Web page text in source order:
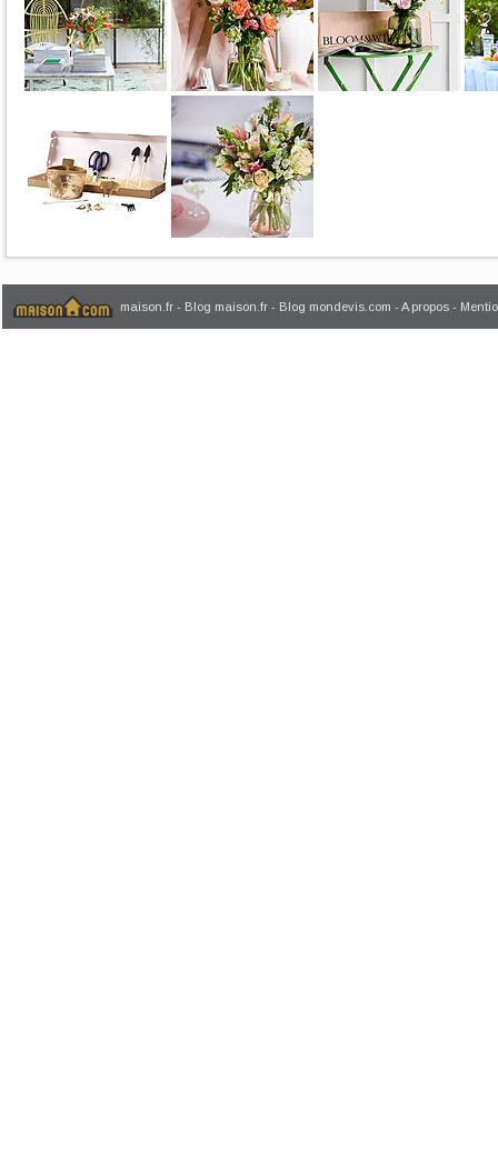
maison.fr - Blog maison.fr - Blog mondevis.com - A propos -